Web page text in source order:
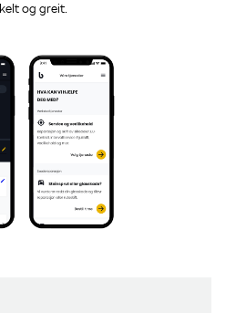
og greit.